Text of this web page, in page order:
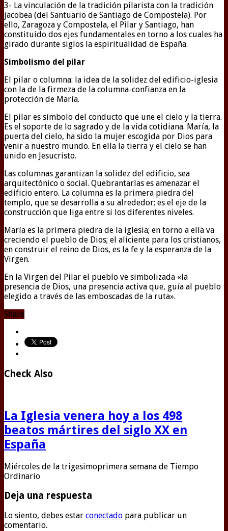
3- La vinculación de la tradición pilarista con la tradición
jacobea (del Santuario de Santiago de Compostela). Por
ello, Zaragoza y Compostela, el Pilar y Santiago, han
constituido dos ejes fundamentales en torno a los cuales ha
girado durante siglos la espiritualidad de España.
Simbolismo del pilar
El pilar o columna: la idea de la solidez del edificio-iglesia
con la de la firmeza de la columna-confianza en la
protección de María.
El pilar es símbolo del conducto que une el cielo y la tierra.
Es el soporte de lo sagrado y de la vida cotidiana. María, la
puerta del cielo, ha sido la mujer escogida por Dios para
venir a nuestro mundo. En ella la tierra y el cielo se han
unido en Jesucristo.
Las columnas garantizan la solidez del edificio, sea
arquitectónico o social. Quebrantarlas es amenazar el
edificio entero. La columna es la primera piedra del
templo, que se desarrolla a su alrededor; es el eje de la
construcción que liga entre si los diferentes niveles.
María es la primera piedra de la iglesia; en torno a ella va
creciendo el pueblo de Dios; el aliciente para los cristianos,
en construir el reino de Dios, es la fe y la esperanza de la
Virgen.
En la Virgen del Pilar el pueblo ve simbolizada «la
presencia de Dios, una presencia activa que, guía al pueblo
elegido a través de las emboscadas de la ruta».
Share
Check Also
La Iglesia venera hoy a los 498
beatos mártires del siglo XX en
España
Miércoles de la trigesimoprimera semana de Tiempo
Ordinario
Deja una respuesta
Lo siento, debes estar conectado para publicar un
comentario.